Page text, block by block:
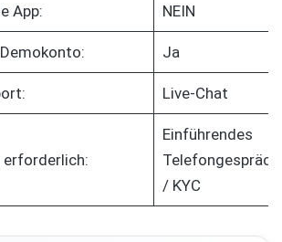
App: NEIN
Ja
Live-Chat
erforderlich:
Einführendes
Telefongespräch
/ KYC